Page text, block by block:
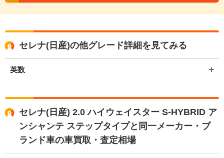
セレナ(日産)の他グレード詳細を見てみる
英数
セレナ(日産) 2.0 ハイウェイスター S-HYBRID ア
ンシャンテ ステップタイプと同一メーカー・ブ
ランド車の車買取・査定相場